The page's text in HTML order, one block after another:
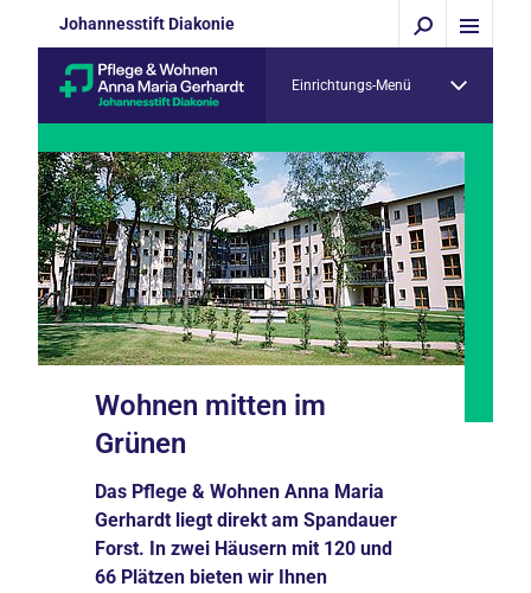
Johannesstift Diakonie
Einrichtungs-Menü
Wohnen mitten im
Grünen
Das Pflege & Wohnen Anna Maria
Gerhardt liegt direkt am Spandauer
Forst. In zwei Häusern mit 120 und
66 Plätzen bieten wir Ihnen